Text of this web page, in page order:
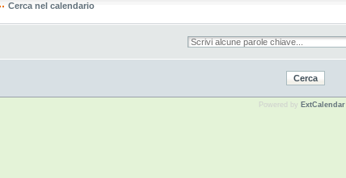
Cerca nel calendario
Powered by ExtCalendar